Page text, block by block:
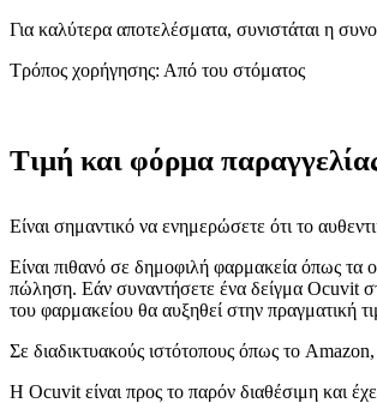
Για καλύτερα αποτελέσματα, συνιστάται η
Τρόπος χορήγησης: Από του στόματος
Τιμή και φόρμα
Είναι σημαντικό να ενημερώσετε ότι το
Είναι πιθανό σε δημοφιλή φαρμακεία όπως
πώληση. Εάν συναντήσετε ένα δείγμα Ocuvit
του φαρμακείου θα αυξηθεί στην πραγματική
Σε διαδικτυακούς ιστότοπους όπως το
Η Ocuvit είναι προς το παρόν διαθέσιμη και